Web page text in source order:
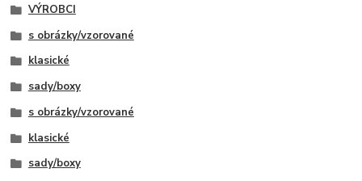
VÝROBCI
s obrázky/vzorované
klasické
sady/boxy
s obrázky/vzorované
klasické
sady/boxy